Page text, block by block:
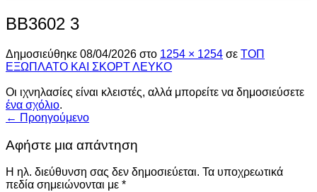
BB3602 3
Δημοσιεύθηκε 08/04/2026 στο 1254 × 1254 σε ΤΟΠ
ΕΞΩΠΛΑΤΟ ΚΑΙ ΣΚΟΡΤ ΛΕΥΚΟ
Οι ιχνηλασίες είναι κλειστές, αλλά μπορείτε να δημοσιεύσετε
ένα σχόλιο.
← Προηγούμενο
Αφήστε μια απάντηση
Η ηλ. διεύθυνση σας δεν δημοσιεύεται. Τα υποχρεωτικά
πεδία σημειώνονται με *